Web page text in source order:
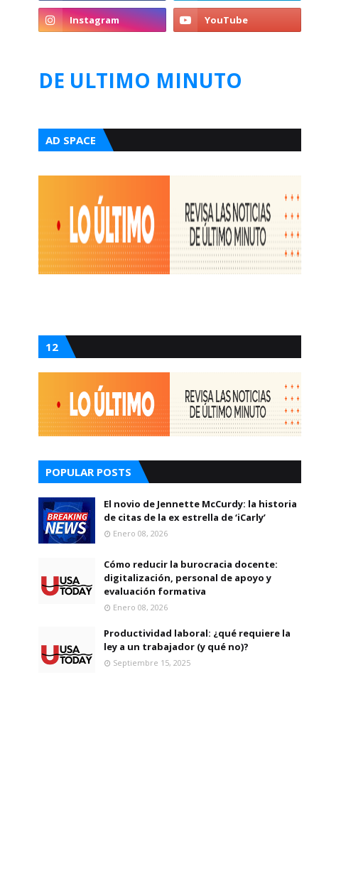
DE ULTIMO MINUTO
AD SPACE
12
POPULAR POSTS
El novio de Jennette McCurdy: la historia
de citas de la ex estrella de ‘iCarly’
Enero 08, 2026
Cómo reducir la burocracia docente:
digitalización, personal de apoyo y
evaluación formativa
Enero 08, 2026
Productividad laboral: ¿qué requiere la
ley a un trabajador (y qué no)?
Septiembre 15, 2025